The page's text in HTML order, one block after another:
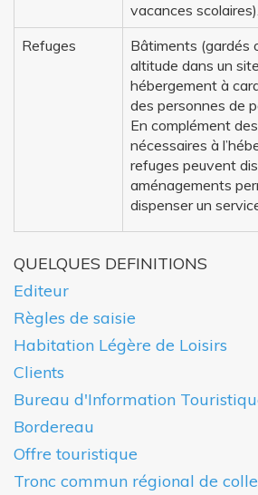
vacances scolaires).
Refuges
Bâtiments (gardés
altitude dans un
hébergement à
des personnes de
En complément
nécessaires à
refuges peuvent
aménagements
dispenser un
QUELQUES DEFINITIONS
Editeur
Règles de saisie
Habitation Légère de Loisirs
Clients
Bureau d'Information
Bordereau
Offre touristique
Tronc commun régional de